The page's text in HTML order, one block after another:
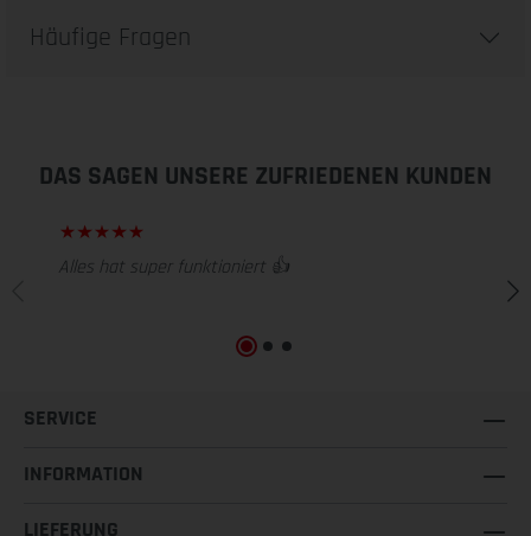
Häufige Fragen
DAS SAGEN UNSERE ZUFRIEDENEN KUNDEN
Alles hat super funktioniert 👍
SERVICE
INFORMATION
LIEFERUNG